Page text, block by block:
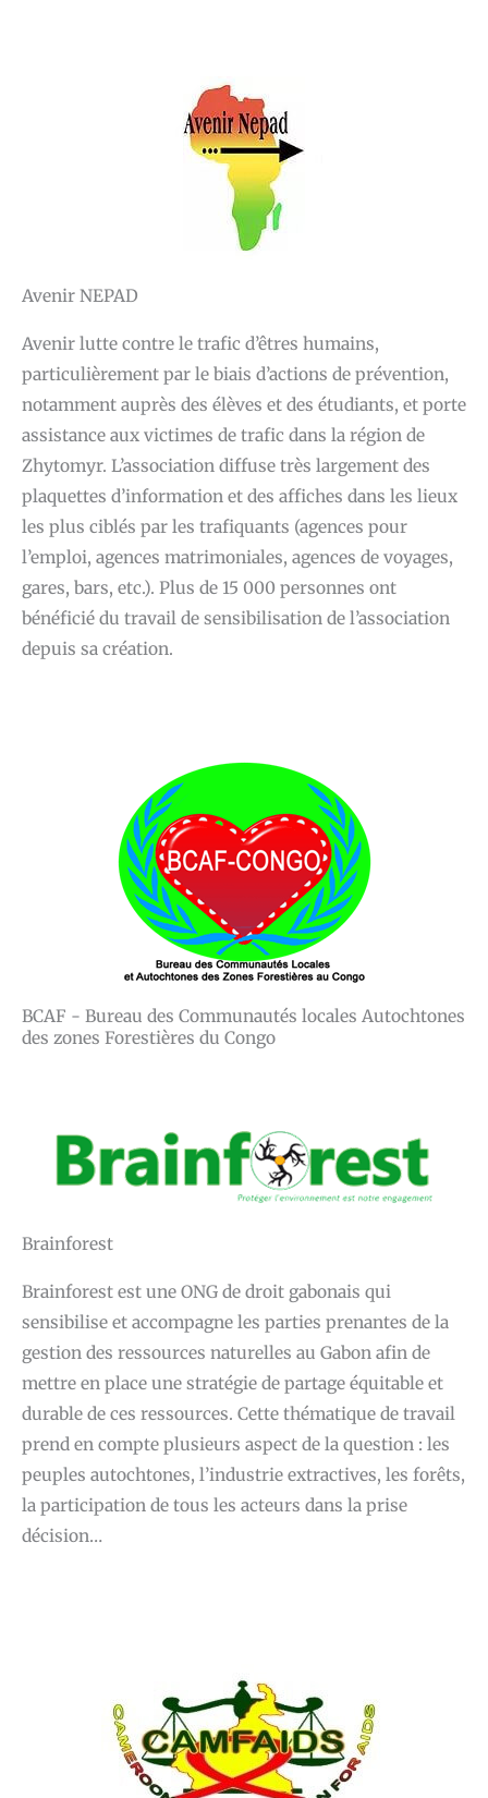
Avenir NEPAD
Avenir lutte contre le trafic d’êtres humains,
particulièrement par le biais d’actions de prévention,
notamment auprès des élèves et des étudiants, et porte
assistance aux victimes de trafic dans la région de
Zhytomyr. L’association diffuse très largement des
plaquettes d’information et des affiches dans les lieux
les plus ciblés par les trafiquants (agences pour
l’emploi, agences matrimoniales, agences de voyages,
gares, bars, etc.). Plus de 15 000 personnes ont
bénéficié du travail de sensibilisation de l’association
depuis sa création.
BCAF - Bureau des Communautés locales Autochtones
des zones Forestières du Congo
Brainforest
Brainforest est une ONG de droit gabonais qui
sensibilise et accompagne les parties prenantes de la
gestion des ressources naturelles au Gabon afin de
mettre en place une stratégie de partage équitable et
durable de ces ressources. Cette thématique de travail
prend en compte plusieurs aspect de la question : les
peuples autochtones, l’industrie extractives, les forêts,
la participation de tous les acteurs dans la prise
décision…